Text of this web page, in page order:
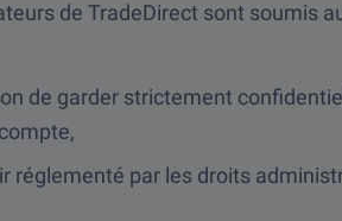
de TradeDirect sont soumis
de garder strictement
réglementé par les droits